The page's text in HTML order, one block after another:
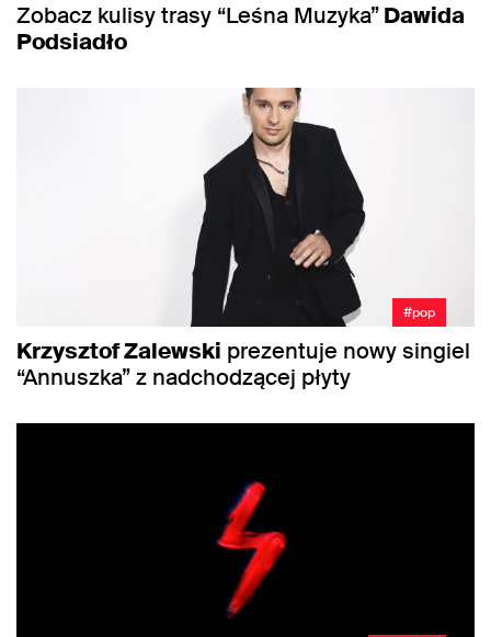
Zobacz kulisy trasy “Leśna Muzyka”Dawida
Podsiadło
#pop
Krzysztof Zalewski prezentuje nowy singiel
“Annuszka” z nadchodzącej płyty